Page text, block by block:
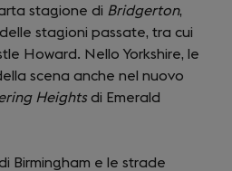
tab)
in
a
new
tab)
stagione di Bridgerton,
stagioni passate, tra cui
Howard. Nello Yorkshire, le
scena anche nel nuovo
Heights di Emerald
Birmingham e le strade